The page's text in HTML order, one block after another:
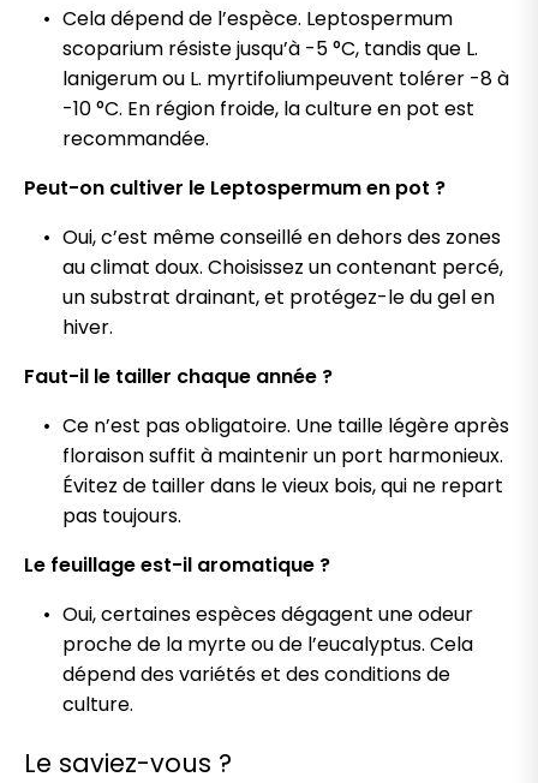
Cela dépend de l’espèce. Leptospermum
scoparium résiste jusqu’à -5 °C, tandis que L.
lanigerum ou L. myrtifoliumpeuvent tolérer -8 à
-10 °C. En région froide, la culture en pot est
recommandée.
Peut-on cultiver le Leptospermum en pot ?
Oui, c’est même conseillé en dehors des zones
au climat doux. Choisissez un contenant percé,
un substrat drainant, et protégez-le du gel en
hiver.
Faut-il le tailler chaque année ?
Ce n’est pas obligatoire. Une taille légère après
floraison suffit à maintenir un port harmonieux.
Évitez de tailler dans le vieux bois, qui ne repart
pas toujours.
Le feuillage est-il aromatique ?
Oui, certaines espèces dégagent une odeur
proche de la myrte ou de l’eucalyptus. Cela
dépend des variétés et des conditions de
culture.
Le saviez-vous ?